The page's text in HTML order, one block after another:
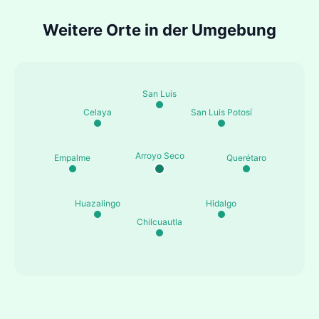
Weitere Orte in der Umgebung
Arroyo Seco Querétaro
Hidalgo
Chilcuautla
Huazalingo
Empalme
Celaya
San Luis
San Luis Potosí